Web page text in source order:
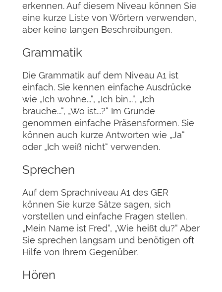
erkennen. Auf diesem Niveau können Sie
eine kurze Liste von Wörtern verwenden,
aber keine langen Beschreibungen.
Grammatik
Die Grammatik auf dem Niveau A1 ist
einfach. Sie kennen einfache Ausdrücke
wie „Ich wohne...“, „Ich bin...“, „Ich
brauche...“, „Wo ist...?“ Im Grunde
genommen einfache Präsensformen. Sie
können auch kurze Antworten wie „Ja“
oder „Ich weiß nicht“ verwenden.
Sprechen
Auf dem Sprachniveau A1 des GER
können Sie kurze Sätze sagen, sich
vorstellen und einfache Fragen stellen.
„Mein Name ist Fred“, „Wie heißt du?“ Aber
Sie sprechen langsam und benötigen oft
Hilfe von Ihrem Gegenüber.
Hören